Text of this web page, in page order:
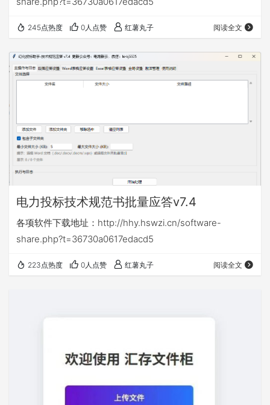
245点热度 0人点赞 红薯丸子 阅读全文
电力投标技术规范书批量应答v7.4
各项软件下载地址：http://hhy.hswzi.cn/software-
share.php?t=36730a0617edacd5
223点热度 0人点赞 红薯丸子 阅读全文